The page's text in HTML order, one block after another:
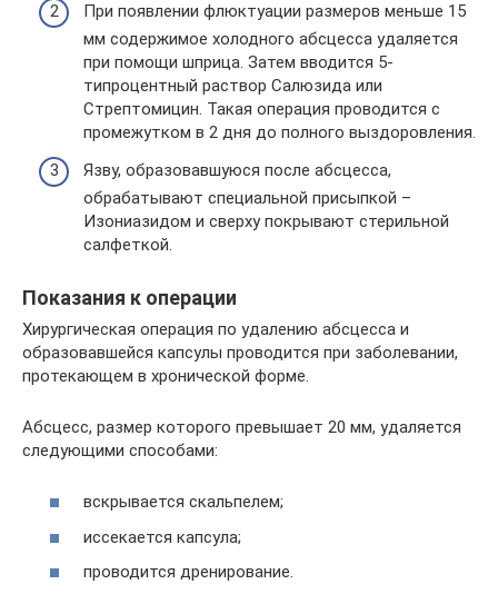
При появлении флюктуации размеров меньше 15
мм содержимое холодного абсцесса удаляется
при помощи шприца. Затем вводится 5-
типроцентный раствор Салюзида или
Стрептомицин. Такая операция проводится с
промежутком в 2 дня до полного выздоровления.
Язву, образовавшуюся после абсцесса,
обрабатывают специальной присыпкой –
Изониазидом и сверху покрывают стерильной
салфеткой.
Показания к операции
Хирургическая операция по удалению абсцесса и
образовавшейся капсулы проводится при заболевании,
протекающем в хронической форме.
Абсцесс, размер которого превышает 20 мм, удаляется
следующими способами:
вскрывается скальпелем;
иссекается капсула;
проводится дренирование.